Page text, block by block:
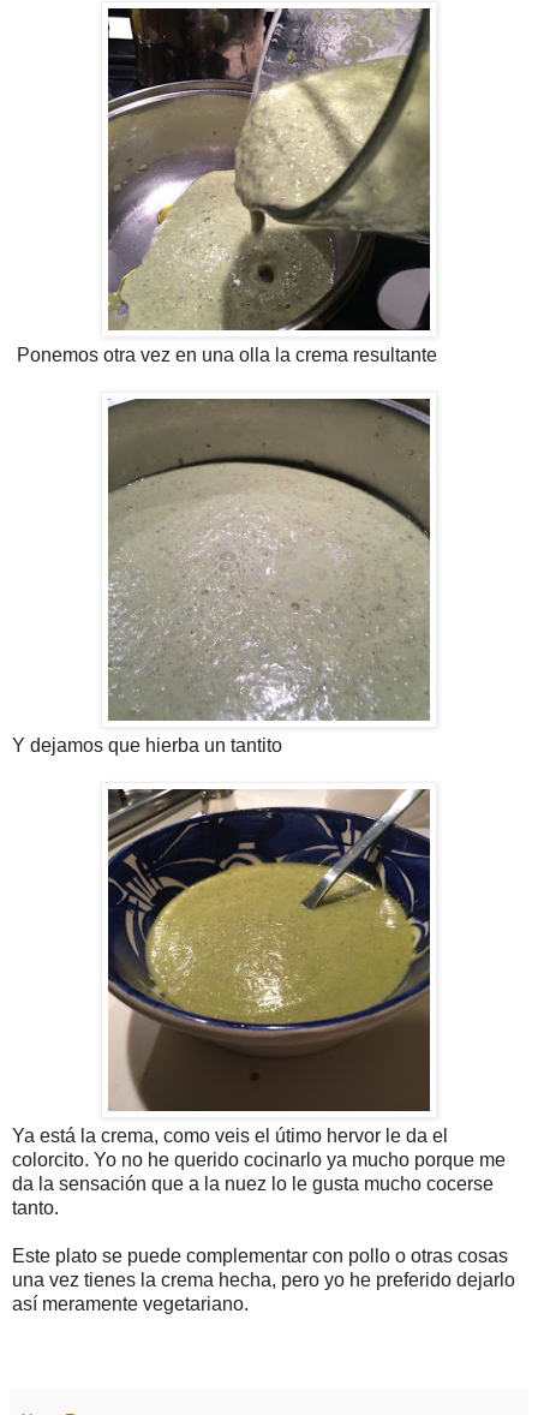
Ponemos otra vez en una olla la crema resultante
Y dejamos que hierba un tantito
Ya está la crema, como veis el útimo hervor le da el
colorcito. Yo no he querido cocinarlo ya mucho porque me
da la sensación que a la nuez lo le gusta mucho cocerse
tanto.
Este plato se puede complementar con pollo o otras cosas
una vez tienes la crema hecha, pero yo he preferido dejarlo
así meramente vegetariano.